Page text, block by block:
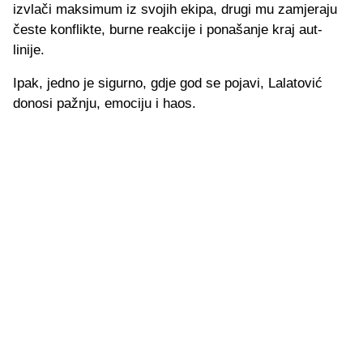
izvlači maksimum iz svojih ekipa, drugi mu zamjeraju
česte konflikte, burne reakcije i ponašanje kraj aut-
linije.
Ipak, jedno je sigurno, gdje god se pojavi, Lalatović
donosi pažnju, emociju i haos.